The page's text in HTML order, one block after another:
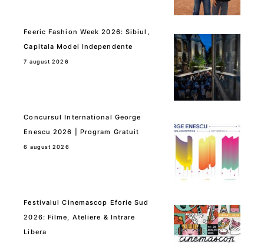
Feeric Fashion Week 2026: Sibiul,
Capitala Modei Independente
7 august 2026
Concursul International George
Enescu 2026 | Program Gratuit
6 august 2026
Festivalul Cinemascop Eforie Sud
2026: Filme, Ateliere & Intrare
Libera